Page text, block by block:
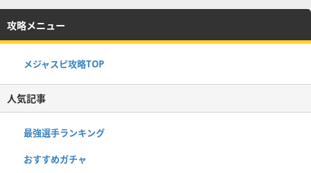
攻略メニュー
メジャスピ攻略TOP
人気記事
最強選手ランキング
おすすめガチャ